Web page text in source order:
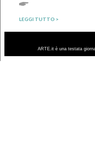
LEGGI TUTTO >
ARTE.it è una testata